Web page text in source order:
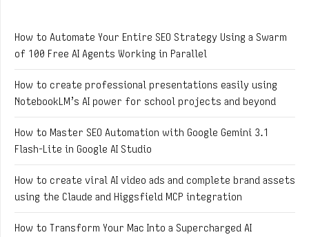
How to Automate Your Entire SEO Strategy Using a Swarm
of 100 Free AI Agents Working in Parallel
How to create professional presentations easily using
NotebookLM’s AI power for school projects and beyond
How to Master SEO Automation with Google Gemini 3.1
Flash-Lite in Google AI Studio
How to create viral AI video ads and complete brand assets
using the Claude and Higgsfield MCP integration
How to Transform Your Mac Into a Supercharged AI